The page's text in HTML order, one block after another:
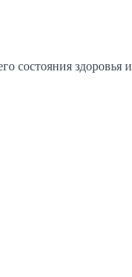
состояния здоровья и